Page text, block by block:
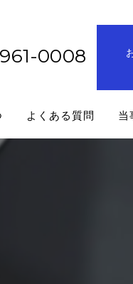
0008
よくある質問 当